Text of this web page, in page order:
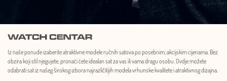
Iz naše ponude izaberite atraktivne modele ručnih satova po posebnim, akcijskim cijenama. Bez
obzira koji stil njegujete, pronaći ćete idealan sat za vas ili vama dragu osobu. Ovdje možete
odabrati sat iz našeg širokog izbora najrazličitijih modela vrhunske kvalitete i atraktivnog dizajna.